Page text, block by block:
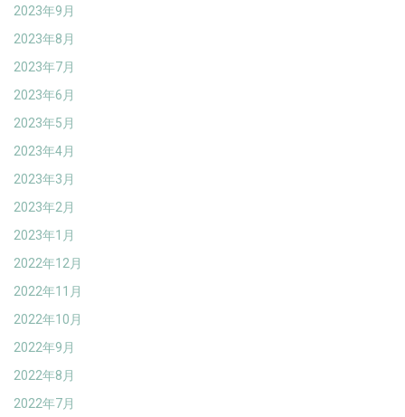
2023年9月
2023年8月
2023年7月
2023年6月
2023年5月
2023年4月
2023年3月
2023年2月
2023年1月
2022年12月
2022年11月
2022年10月
2022年9月
2022年8月
2022年7月